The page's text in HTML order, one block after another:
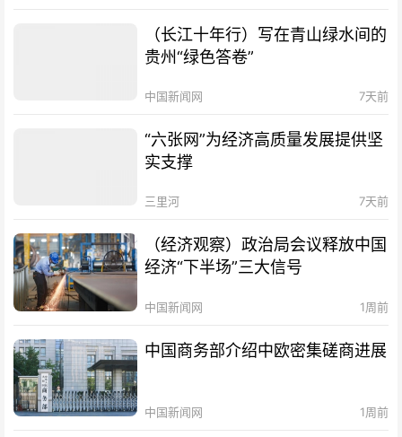
（长江十年行）写在青山绿水间的
贵州“绿色答卷”
中国新闻网 7天前
“六张网”为经济高质量发展提供坚
实支撑
三里河 7天前
（经济观察）政治局会议释放中国
经济“下半场”三大信号
中国新闻网 1周前
中国商务部介绍中欧密集磋商进展
中国新闻网 1周前